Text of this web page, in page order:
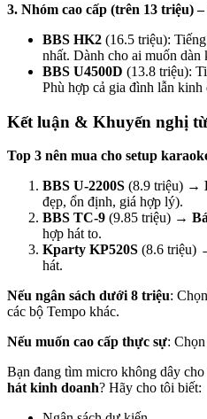
3. Nhóm cao cấp (trên 13 triệu)
BBS HK2 (16.5 triệu):
nhất. Dành cho ai muốn dàn
BBS U4500D (13.8 triệu):
Phù hợp cả gia đình lẫn kinh
Kết luận & Khuyến nghị
Top 3 nên mua cho setup
BBS U-2200S (8.9 triệu) →
đẹp, ổn định, giá hợp lý).
BBS TC-9 (9.85 triệu) →
hợp hát to.
Kparty KP520S (8.6 triệu)
hát.
Nếu ngân sách dưới 8 triệu: Chọn
các bộ Tempo khác.
Nếu muốn cao cấp thực sự: Chọn
Bạn đang tìm micro không dây cho
hát kinh doanh? Hãy cho tôi biết: